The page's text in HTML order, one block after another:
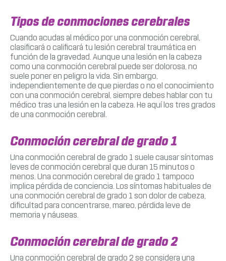
Tipos de conmociones cerebrales
Cuando acudas al médico por una conmoción cerebral,
clasificará o calificará tu lesión cerebral traumática en
función de la gravedad. Aunque una lesión en la cabeza
como una conmoción cerebral puede ser dolorosa, no
suele poner en peligro la vida. Sin embargo,
independientemente de que pierdas o no el conocimiento
con una conmoción cerebral, siempre debes hablar con tu
médico tras una lesión en la cabeza. He aquí los tres grados
de una conmoción cerebral.
Conmoción cerebral de grado 1
Una conmoción cerebral de grado 1 suele causar síntomas
leves de conmoción cerebral que duran 15 minutos o
menos. Una conmoción cerebral de grado 1 tampoco
implica pérdida de conciencia. Los síntomas habituales de
una conmoción cerebral de grado 1 son dolor de cabeza,
dificultad para concentrarse, mareo, pérdida leve de
memoria y náuseas.
Conmoción cerebral de grado 2
Una conmoción cerebral de grado 2 se considera una